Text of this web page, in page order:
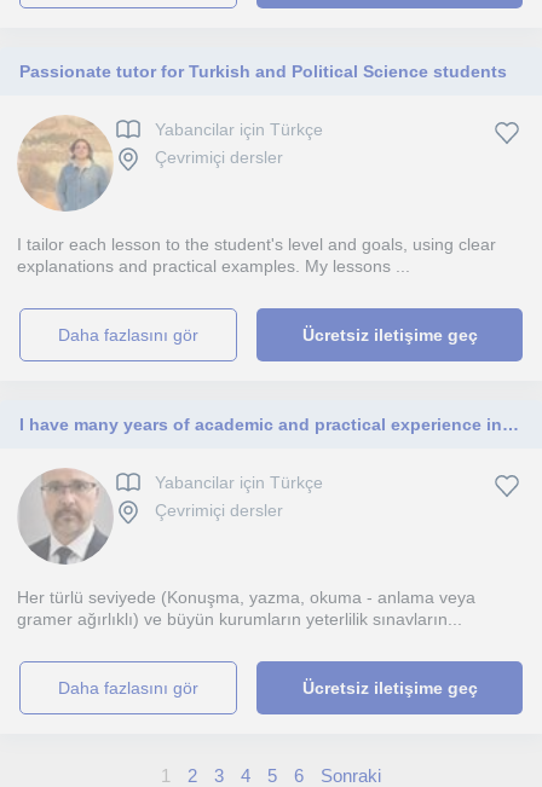
Passionate tutor for Turkish and Political Science students
Yabancilar için Türkçe
Çevrimiçi dersler
I tailor each lesson to the student's level and goals, using clear
explanations and practical examples. My lessons ...
daha fazlasını gör Ücretsiz iletişime geç
I have many years of academic and practical experience in teaching Turkish to foreigners. I speak English and Greek
Yabancilar için Türkçe
Çevrimiçi dersler
Her türlü seviyede (Konuşma, yazma, okuma - anlama veya
gramer ağırlıklı) ve büyün kurumların yeterlilik sınavların...
daha fazlasını gör Ücretsiz iletişime geç
1 2 3 4 5 6 Sonraki